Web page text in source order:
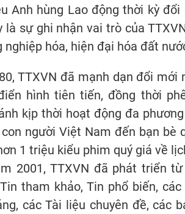
Anh hùng Lao động thời kỳ
là sự ghi nhận vai trò của
nghiệp hóa, hiện đại hóa đất
TTXVN đã mạnh dạn đổi mới
hình tiên tiến, đồng thời
kịp thời hoạt động đa
người Việt Nam đến bạn bè
1 triệu kiểu phim quý giá về
2001, TTXVN đã phát triển
tham khảo, Tin phổ biến,
các Tài liệu chuyên đề, các